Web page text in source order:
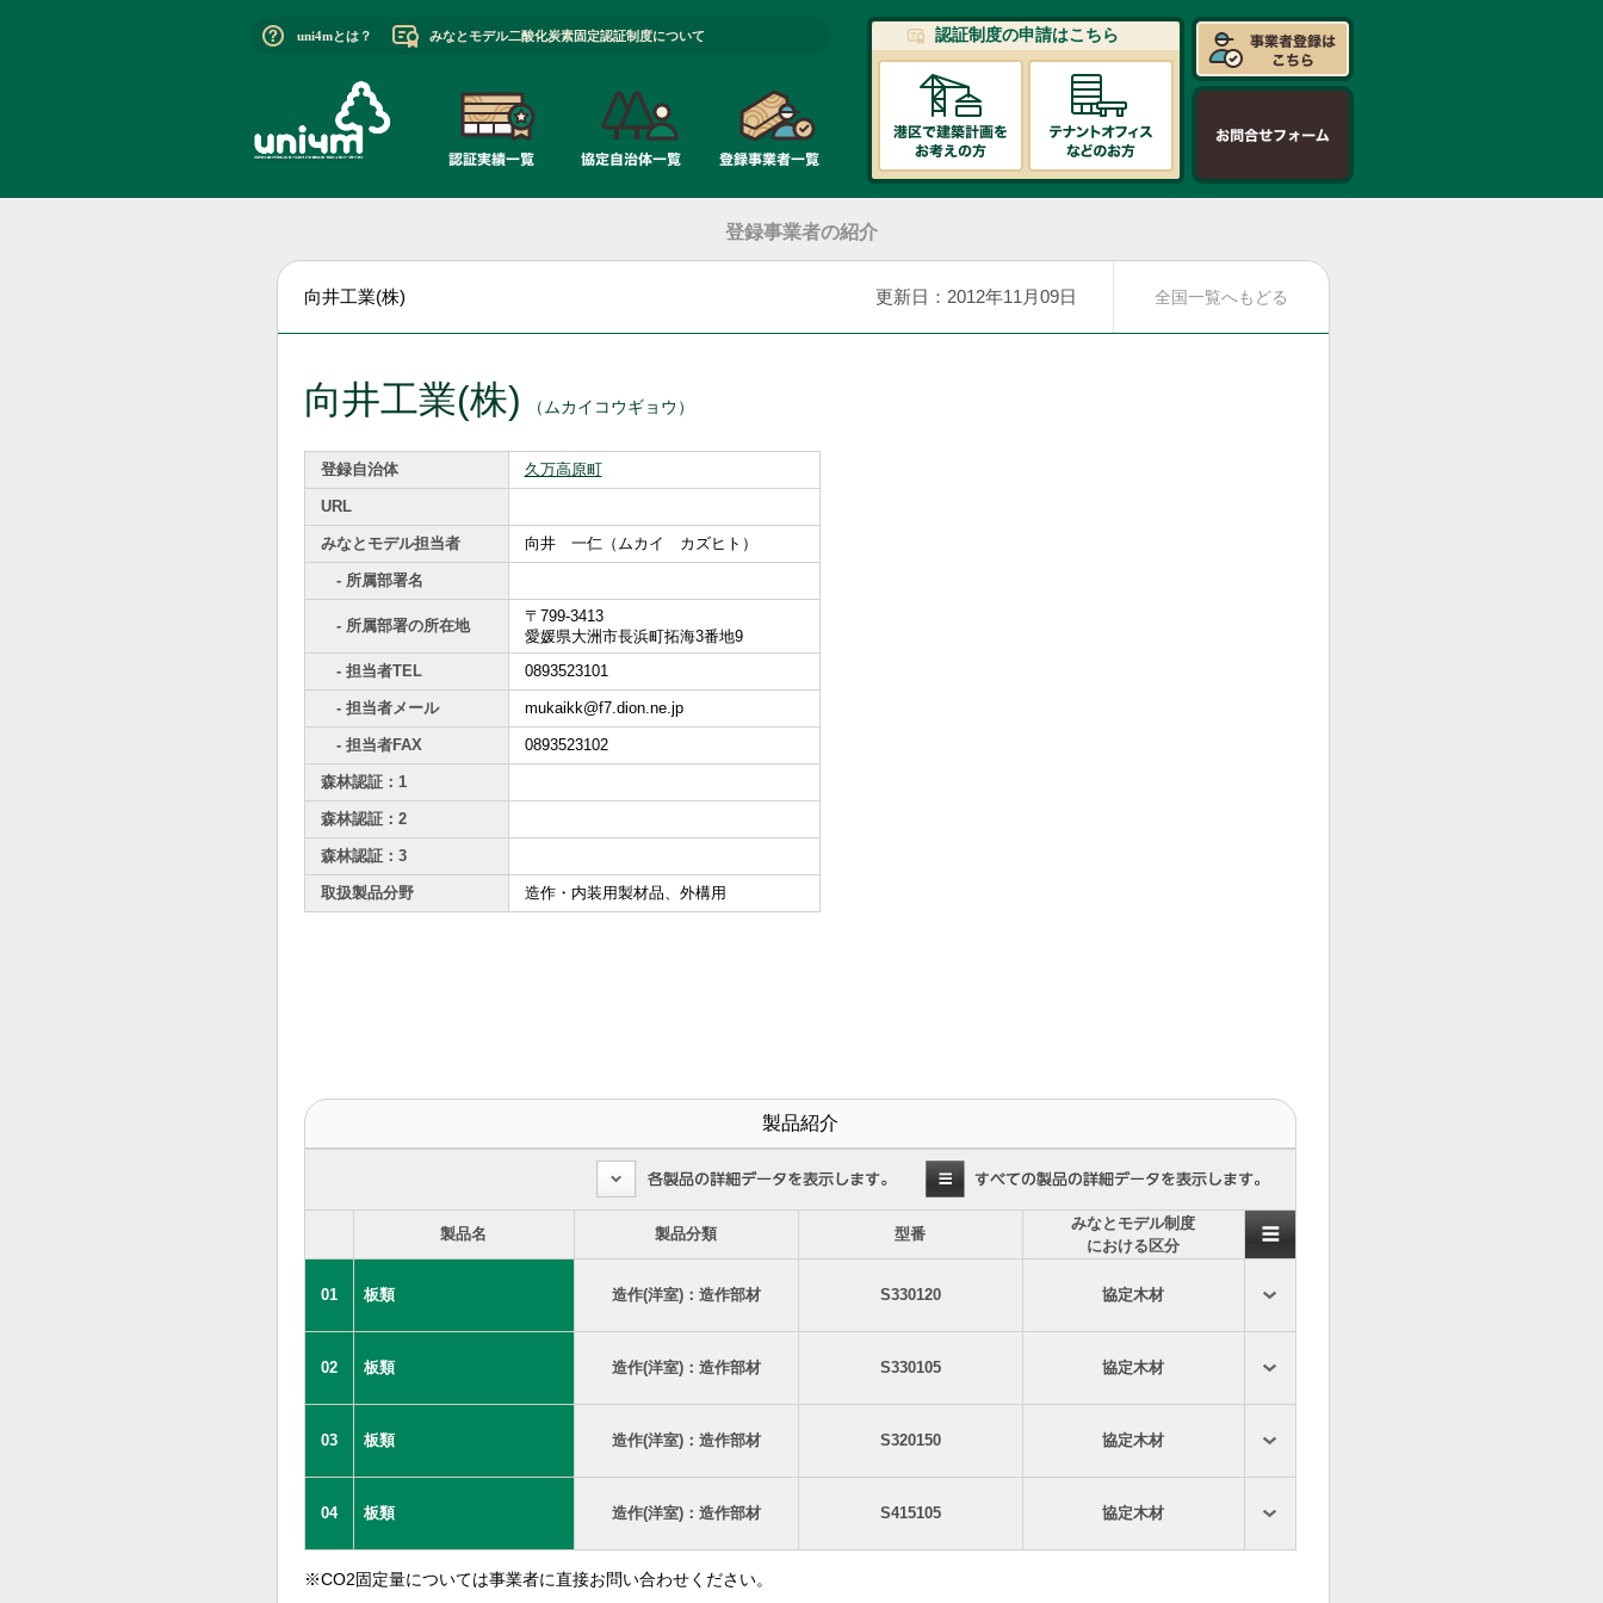
uni4mとは？ みなとモデル二酸化炭素固定認証制度について 認証制度の申請はこちら
登録事業者の紹介
向井工業(株) 全国一覧へもどる
更新日：2012年11月09日
向井工業(株) （ムカイコウギョウ）
登録自治体 久万高原町
URL
みなとモデル担当者 向井 一仁（ムカイ カズヒト）
- 所属部署名
- 所属部署の所在地
〒799-3413
愛媛県大洲市長浜町拓海3番地9
- 担当者TEL
0893523101
- 担当者メール mukaikk@f7.dion.ne.jp
- 担当者FAX 0893523102
森林認証：1
森林認証：2
森林認証：3
取扱製品分野 造作・内装用製材品、外構用
製品紹介
製品名 製品分類 型番
みなとモデル制度
における区分
01 板類 造作(洋室)：造作部材 S330120 協定木材
02 板類 造作(洋室)：造作部材 S330105 協定木材
03 板類 造作(洋室)：造作部材 S320150 協定木材
04 板類 造作(洋室)：造作部材 S415105 協定木材
※CO2固定量については事業者に直接お問い合わせください。